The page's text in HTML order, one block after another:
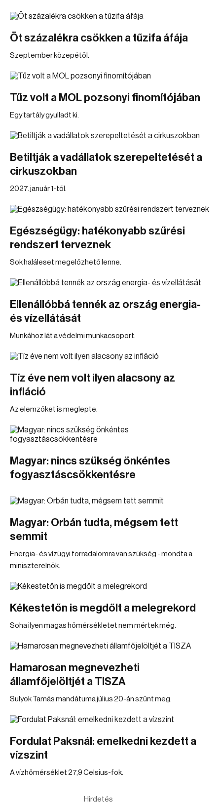
Öt százalékra csökken a tűzifa áfája
Szeptember közepétől.
Tűz volt a MOL pozsonyi finomítójában
Egy tartály gyulladt ki.
Betiltják a vadállatok szerepeltetését a
cirkuszokban
2027. január 1-től.
Egészségügy: hatékonyabb szűrési
rendszert terveznek
Sok haláleset megelőzhető lenne.
Ellenállóbbá tennék az ország energia-
és vízellátását
Munkához lát a védelmi munkacsoport.
Tíz éve nem volt ilyen alacsony az
infláció
Az elemzőket is meglepte.
Magyar: nincs szükség önkéntes
fogyasztáscsökkentésre
Magyar: Orbán tudta, mégsem tett
semmit
Energia- és vízügyi forradalomra van szükség - mondta a
miniszterelnök.
Kékestetőn is megdőlt a melegrekord
Soha ilyen magas hőmérsékletet nem mértek még.
Hamarosan megnevezheti
államfőjelöltjét a TISZA
Sulyok Tamás mandátuma július 20-án szűnt meg.
Fordulat Paksnál: emelkedni kezdett a
vízszint
A vízhőmérséklet 27,9 Celsius-fok.
Hirdetés